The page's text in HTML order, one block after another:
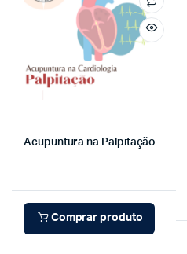
Acupuntura na Palpitação
Comprar produto